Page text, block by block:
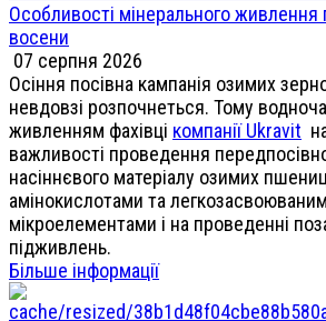
Особливості мінерального живлення
восени
07 серпня 2026
Осіння посівна кампанія озимих
невдовзі розпочнеться. Тому
живленням фахівці компанії Ukravit
важливості проведення
насіннєвого матеріалу озимих
амінокислотами та
мікроелементами і на проведенні
підживлень.
Більше інформації